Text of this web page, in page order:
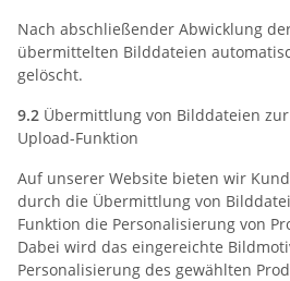
Nach abschließender Abwicklung
übermittelten Bilddateien
gelöscht.
9.2 Übermittlung von Bilddateien
Upload-Funktion
Auf unserer Website bieten wir
durch die Übermittlung von
Funktion die Personalisierung von
Dabei wird das eingereichte
Personalisierung des gewählten